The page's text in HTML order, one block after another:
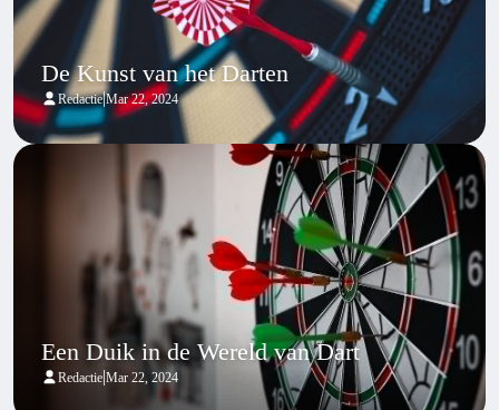
De Kunst van het Darten
Redactie|Mar 22, 2024
Een Duik in de Wereld van Dart
Redactie|Mar 22, 2024